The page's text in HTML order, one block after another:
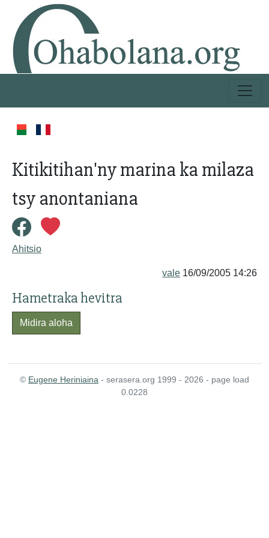
Kitikitihan'ny marina ka milaza
tsy anontaniana
Ahitsio
vale 16/09/2005 14:26
Hametraka hevitra
Midira aloha
© Eugene Heriniaina - serasera.org 1999 - 2026 - page load
0.0228